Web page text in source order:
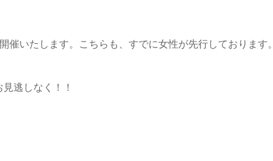
催いたします。こちらも、すでに女性が先行しております。
逃しなく！！